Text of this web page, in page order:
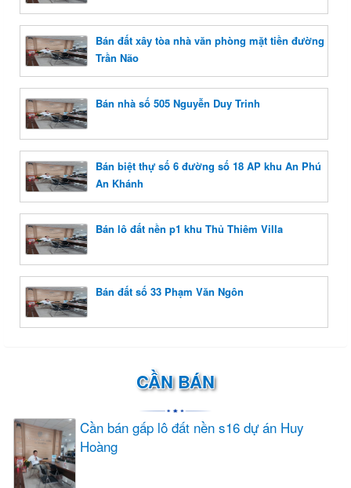
Bán đất xây tòa nhà văn phòng mặt tiền đường
Trần Não
Bán nhà số 505 Nguyễn Duy Trinh
Bán biệt thự số 6 đường số 18 AP khu An Phú
An Khánh
Bán lô đất nền p1 khu Thủ Thiêm Villa
Bán đất số 33 Phạm Văn Ngôn
CẦN BÁN
Cần bán gấp lô đất nền s16 dự án Huy
Hoàng